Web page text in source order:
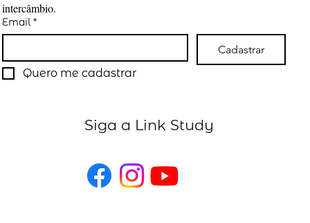
intercâmbio.
Email *
Cadastrar
Quero me cadastrar
Siga a Link Study